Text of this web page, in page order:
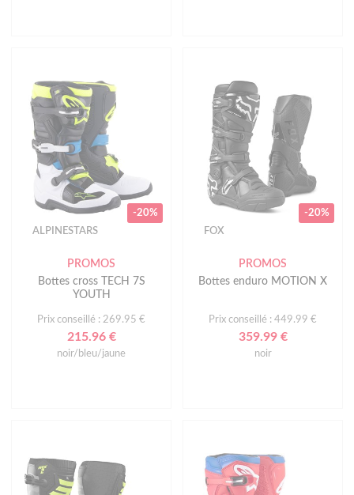
-20%
ALPINESTARS
PROMOS
Bottes cross TECH 7S
YOUTH
Prix conseillé : 269.95 €
215.96 €
noir/bleu/jaune
-20%
FOX
PROMOS
Bottes enduro MOTION X
Prix conseillé : 449.99 €
359.99 €
noir